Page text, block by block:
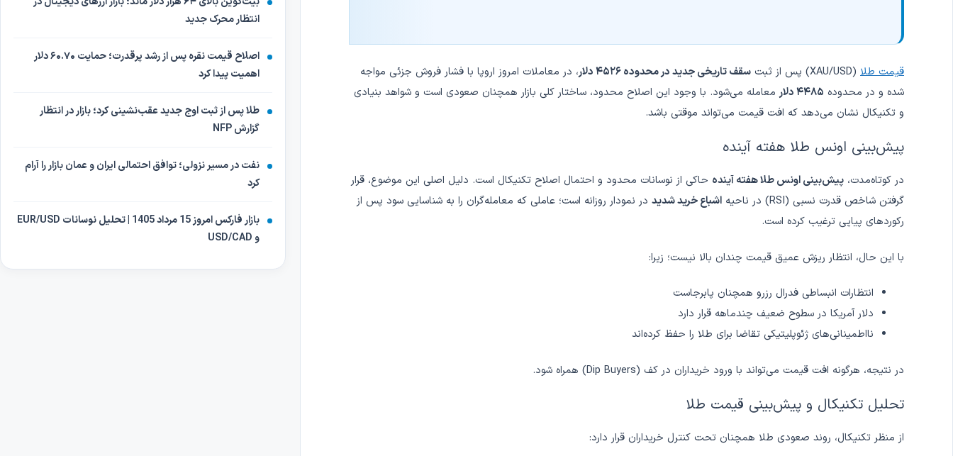
قیمت طلا (XAU/USD) پس از ثبت سقف تاریخی جدید در محدوده ۴۵۲۶ دلار
، در معاملات امروز اروپا با فشار فروش جزئی مواجه
شده و در محدوده ۴۴۸۵ دلار
معامله می‌شود. با وجود این اصلاح محدود، ساختار کلی بازار همچنان صعودی است و شواهد بنیادی
و تکنیکال نشان می‌دهد که افت قیمت می‌تواند موقتی باشد.
پیش‌بینی اونس طلا هفته آینده
در کوتاه‌مدت، پیش‌بینی اونس طلا هفته آینده حاکی از نوسانات محدود و احتمال اصلاح تکنیکال است. دلیل اصلی این موضوع، قرار
گرفتن شاخص قدرت نسبی (RSI) در ناحیه
اشباع خرید شدید در نمودار روزانه است؛ عاملی که معامله‌گران را به شناسایی سود پس از
رکوردهای پیاپی ترغیب کرده است.
با این حال، انتظار ریزش عمیق قیمت چندان بالا نیست؛ زیرا:
انتظارات انبساطی فدرال رزرو همچنان پابرجاست
دلار آمریکا در سطوح ضعیف چندماهه قرار دارد
نااطمینانی‌های ژئوپلیتیکی تقاضا برای طلا را حفظ کرده‌اند
در نتیجه، هرگونه افت قیمت می‌تواند با ورود خریداران در کف (Dip Buyers) همراه شود.
تحلیل تکنیکال و پیش‌بینی قیمت طلا
از منظر تکنیکال، روند صعودی طلا همچنان تحت کنترل خریداران قرار دارد:
انتظار محرک جدید
اصلاح قیمت نقره پس از رشد پرقدرت؛ حمایت ۶۰.۷۰ دلار
اهمیت پیدا کرد
طلا پس از ثبت اوج جدید عقب‌نشینی کرد؛ بازار در انتظار
گزارش NFP
نفت در مسیر نزولی؛ توافق احتمالی ایران و عمان بازار را آرام
کرد
بازار فارکس امروز 15 مرداد 1405 | تحلیل نوسانات EUR/USD
و USD/CAD